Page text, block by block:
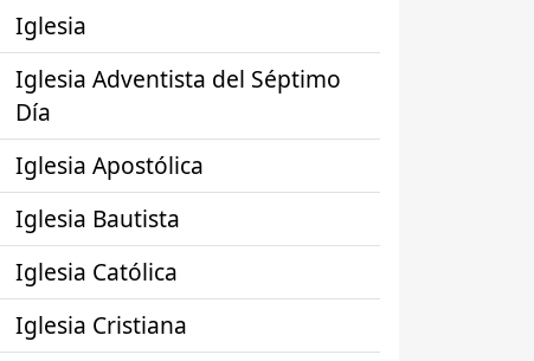
Iglesia
Iglesia Adventista del Séptimo
Día
Iglesia Apostólica
Iglesia Bautista
Iglesia Católica
Iglesia Cristiana